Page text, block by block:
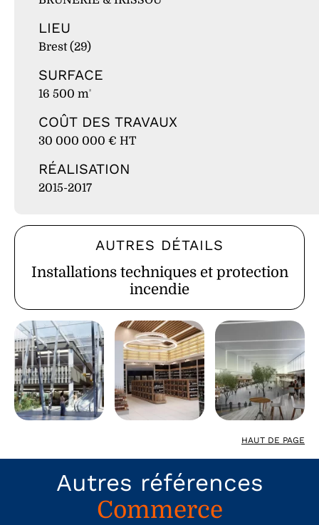
LIEU
Brest (29)
SURFACE
16 500 m²
COÛT DES TRAVAUX
30 000 000 € HT
RÉALISATION
2015-2017
AUTRES DÉTAILS
Installations techniques et protection
incendie
HAUT DE PAGE
Autres références
Commerce